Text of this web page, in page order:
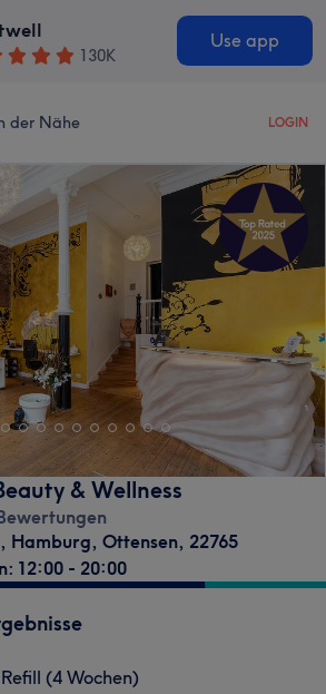
130K
Use app
der Nähe LOGIN
& Wellness
, Hamburg, Ottensen, 22765
12:00 - 20:00
(4 Wochen)